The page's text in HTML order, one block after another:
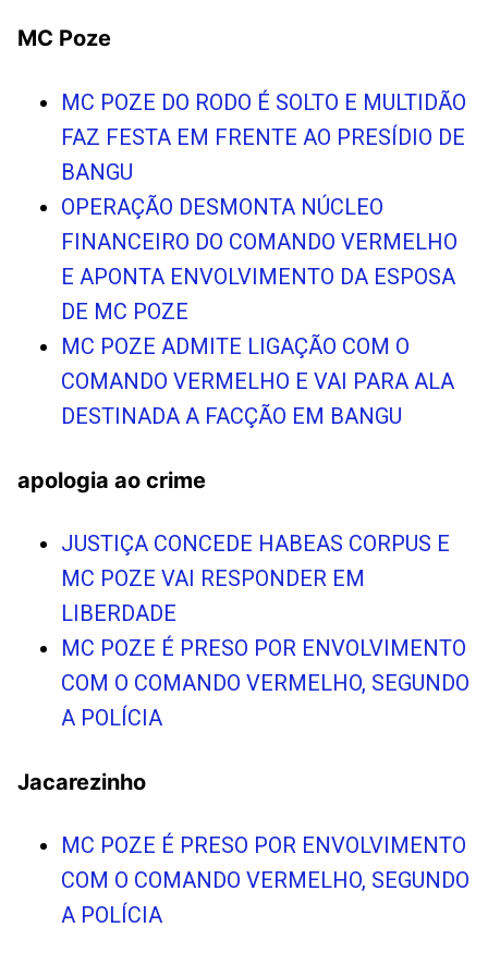
MC Poze
MC POZE DO RODO É SOLTO E MULTIDÃO
FAZ FESTA EM FRENTE AO PRESÍDIO DE
BANGU
OPERAÇÃO DESMONTA NÚCLEO
FINANCEIRO DO COMANDO VERMELHO
E APONTA ENVOLVIMENTO DA ESPOSA
DE MC POZE
MC POZE ADMITE LIGAÇÃO COM O
COMANDO VERMELHO E VAI PARA ALA
DESTINADA A FACÇÃO EM BANGU
apologia ao crime
JUSTIÇA CONCEDE HABEAS CORPUS E
MC POZE VAI RESPONDER EM
LIBERDADE
MC POZE É PRESO POR ENVOLVIMENTO
COM O COMANDO VERMELHO, SEGUNDO
A POLÍCIA
Jacarezinho
MC POZE É PRESO POR ENVOLVIMENTO
COM O COMANDO VERMELHO, SEGUNDO
A POLÍCIA